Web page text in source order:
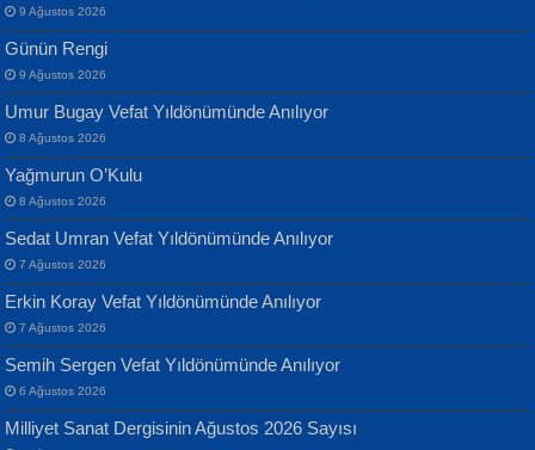
MUSTAFA KELOĞLU
Yarına İz Bırakmak...
ATİLLA ÖZEN
Sultan Olmadan Önce Eyüp...
Yılmaz Ekinci
Geceye Söylenen...
Banu Sancak
Defterimden İçeri...
9 Ağustos 2026
Günün Rengi
9 Ağustos 2026
Umur Bugay Vefat Yıldönümünde Anılıyor
8 Ağustos 2026
Yağmurun O’Kulu
8 Ağustos 2026
Sedat Umran Vefat Yıldönümünde Anılıyor
7 Ağustos 2026
Erkin Koray Vefat Yıldönümünde Anılıyor
7 Ağustos 2026
Semih Sergen Vefat Yıldönümünde Anılıyor
6 Ağustos 2026
Milliyet Sanat Dergisinin Ağustos 2026 Sayısı